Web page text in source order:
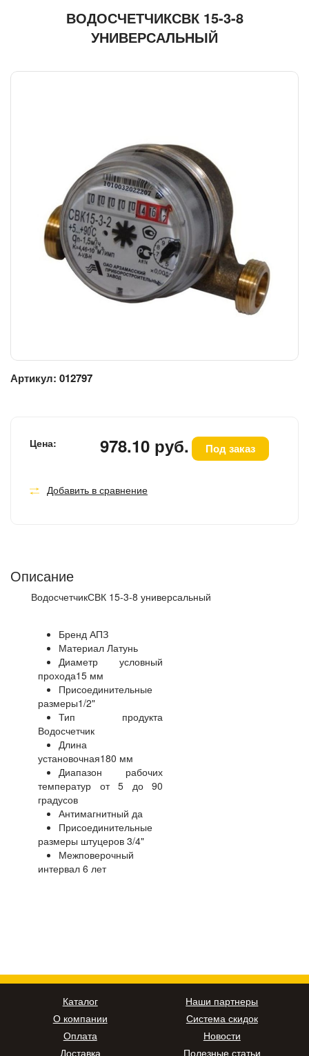
ВОДОСЧЕТЧИКСВК 15-3-8
УНИВЕРСАЛЬНЫЙ
Артикул: 012797
Цена: 978.10 руб. Под заказ
Добавить в сравнение
Описание
ВодосчетчикСВК 15-3-8 универсальный
Бренд АПЗ
Материал Латунь
Диаметр условный
прохода15 мм
Присоединительные
размеры1/2"
Тип продукта
Водосчетчик
Длина
установочная180 мм
Диапазон рабочих
температур от 5 до 90
градусов
Антимагнитный да
Присоединительные
размеры штуцеров 3/4"
Межповерочный
интервал 6 лет
Каталог
О компании
Оплата
Доставка
Наши партнеры
Система скидок
Новости
Полезные статьи